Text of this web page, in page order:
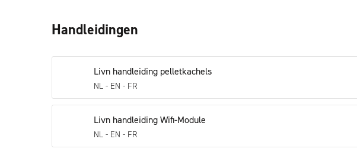
Handleidingen
Livn handleiding pelletkachels
NL - EN - FR
Livn handleiding Wifi-Module
NL - EN - FR